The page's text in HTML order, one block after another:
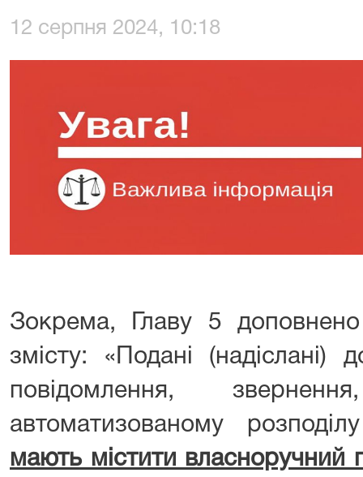
12 серпня 2024, 10:18
Зокрема, Главу 5
змісту: «Подані
повідомлення,
автоматизованому
мають містити власноручний